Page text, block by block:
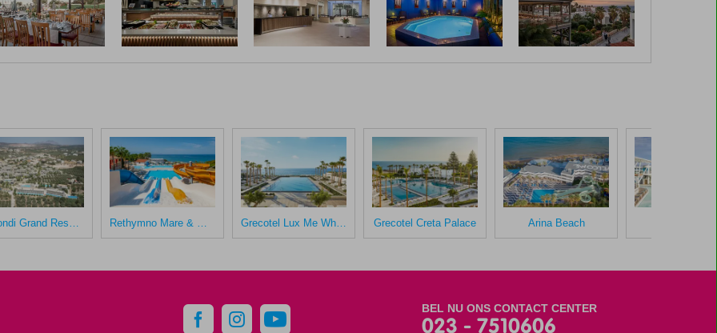
Rimondi Grand Resort & Spa Rethymno Mare & Waterpark Grecotel Lux Me White Palace Grecotel Creta Palace Arina Beach
BEL NU ONS CONTACT CENTER
023 - 7510606